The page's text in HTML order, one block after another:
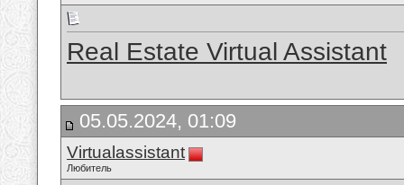
Real Estate Virtual Assistant
05.05.2024, 01:09
Virtualassistant
Любитель